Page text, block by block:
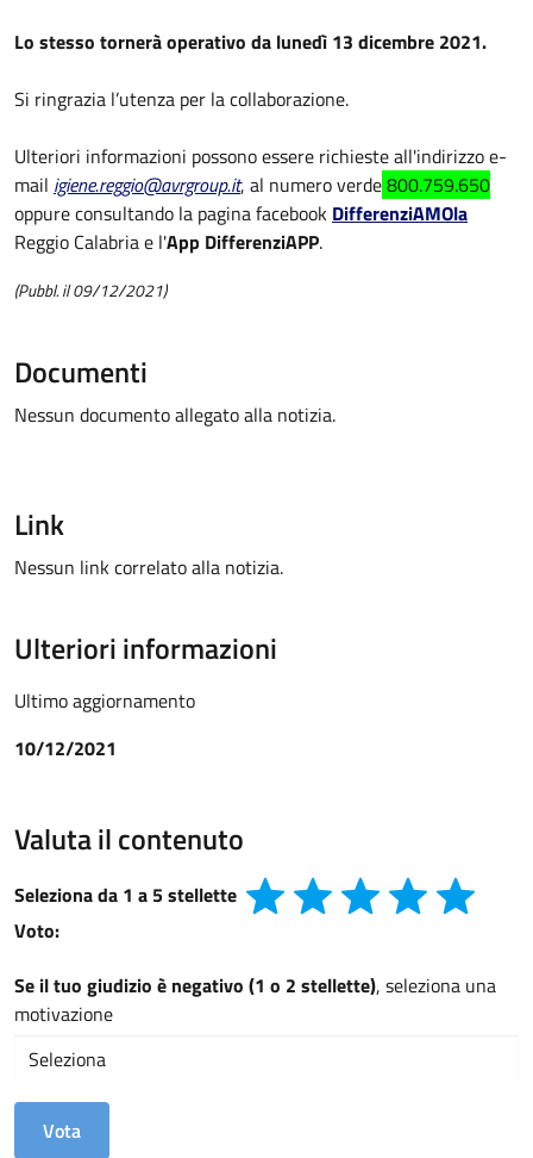
Lo stesso tornerà operativo da lunedì 13 dicembre 2021.
Si ringrazia l’utenza per la collaborazione.
Ulteriori informazioni possono essere richieste all'indirizzo e-
mail igiene.reggio@avrgroup.it, al numero verde800.759.650
oppure consultando la pagina facebook DifferenziAMOla
Reggio Calabria e l'App DifferenziAPP.
(Pubbl. il 09/12/2021)
Documenti
Nessun documento allegato alla notizia.
Link
Nessun link correlato alla notizia.
Ulteriori informazioni
Ultimo aggiornamento
10/12/2021
Valuta il contenuto
Seleziona da 1 a 5 stellette
Voto:
Se il tuo giudizio è negativo (1 o 2 stellette), seleziona una
motivazione